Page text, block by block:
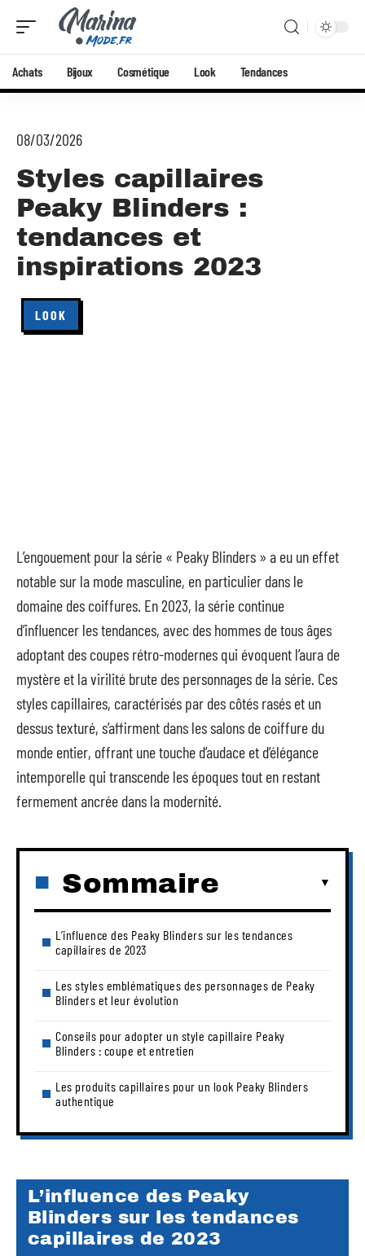
Achats Bijoux Cosmétique Look Tendances
08/03/2026
Styles capillaires
Peaky Blinders :
tendances et
inspirations 2023
LOOK
L’engouement pour la série « Peaky Blinders » a eu un effet
notable sur la mode masculine, en particulier dans le
domaine des coiffures. En 2023, la série continue
d’influencer les tendances, avec des hommes de tous âges
adoptant des coupes rétro-modernes qui évoquent l’aura de
mystère et la virilité brute des personnages de la série. Ces
styles capillaires, caractérisés par des côtés rasés et un
dessus texturé, s’affirment dans les salons de coiffure du
monde entier, offrant une touche d’audace et d’élégance
intemporelle qui transcende les époques tout en restant
fermement ancrée dans la modernité.
Sommaire
L’influence des Peaky Blinders sur les tendances
capillaires de 2023
Les styles emblématiques des personnages de Peaky
Blinders et leur évolution
Conseils pour adopter un style capillaire Peaky
Blinders : coupe et entretien
Les produits capillaires pour un look Peaky Blinders
authentique
L’influence des Peaky
Blinders sur les tendances
capillaires de 2023